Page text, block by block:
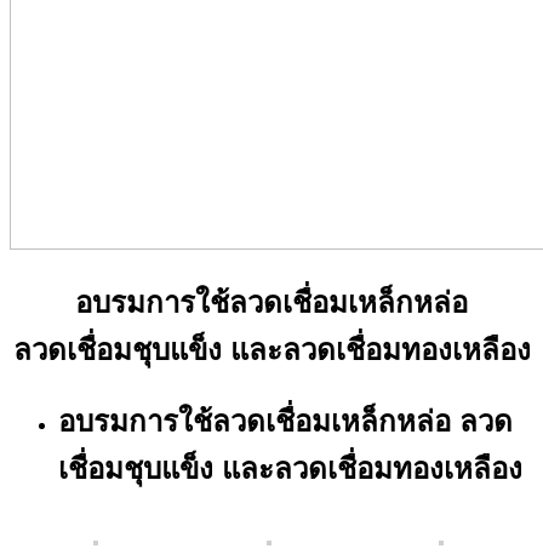
อบรมการใช้ลวดเชื่อมเหล็กหล่อ
ลวดเชื่อมชุบแข็ง และลวดเชื่อมทองเหลือง
อบรมการใช้ลวดเชื่อมเหล็กหล่อ ลวด
เชื่อมชุบแข็ง และลวดเชื่อมทองเหลือง